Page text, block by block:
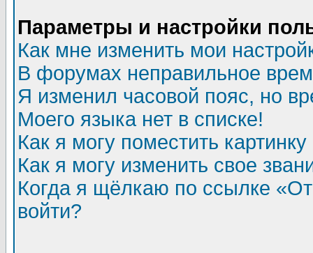
Параметры и настройки
Как мне изменить мои
В форумах неправильное
Я изменил часовой пояс, но
Моего языка нет в списке!
Как я могу поместить
Как я могу изменить свое
Когда я щёлкаю по ссылке
войти?